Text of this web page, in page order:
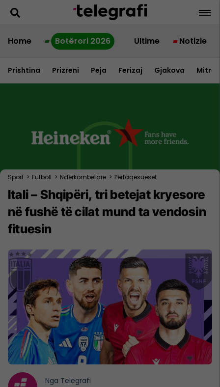
Home Botërori 2026 Ultime Notizie
Prishtina Prizreni Peja Ferizaj Gjakova
Sport > Futboll > Ndërkombëtare > Përfaqësueset
Itali – Shqipëri, tri betejat kryesore
në fushë të cilat mund ta vendosin
fituesin
Nga Telegrafi